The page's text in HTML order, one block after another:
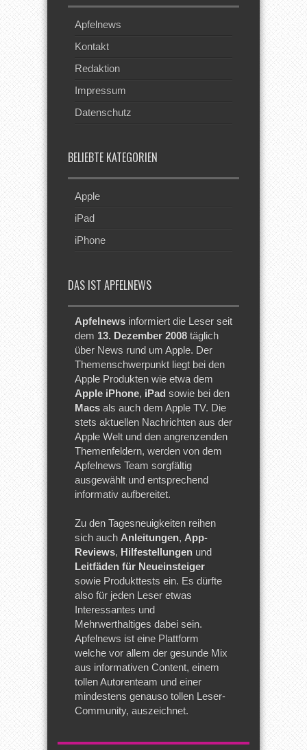
Apfelnews
Kontakt
Redaktion
Impressum
Datenschutz
BELIEBTE KATEGORIEN
Apple
iPad
iPhone
DAS IST APFELNEWS
Apfelnews informiert die Leser seit
dem 13. Dezember 2008 täglich
über News rund um Apple. Der
Themenschwerpunkt liegt bei den
Apple Produkten wie etwa dem
Apple iPhone, iPad sowie bei den
Macs als auch dem Apple TV. Die
stets aktuellen Nachrichten aus der
Apple Welt und den angrenzenden
Themenfeldern, werden von dem
Apfelnews Team sorgfältig
ausgewählt und entsprechend
informativ aufbereitet.
Zu den Tagesneuigkeiten reihen
sich auch Anleitungen, App-
Reviews, Hilfestellungen und
Leitfäden für Neueinsteiger
sowie Produkttests ein. Es dürfte
also für jeden Leser etwas
Interessantes und
Mehrwerthaltiges dabei sein.
Apfelnews ist eine Plattform
welche vor allem der gesunde Mix
aus informativen Content, einem
tollen Autorenteam und einer
mindestens genauso tollen Leser-
Community, auszeichnet.